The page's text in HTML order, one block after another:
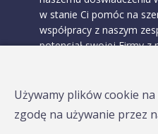
w stanie Ci pomóc na
współpracy z naszym
potencjał swojej Firmy z
Factory Part Finder Sp.
Używamy plików cookie
zgodę na używanie przez